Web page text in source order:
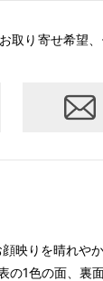
取り寄せ希望
映りを晴れや
の1色の面、裏